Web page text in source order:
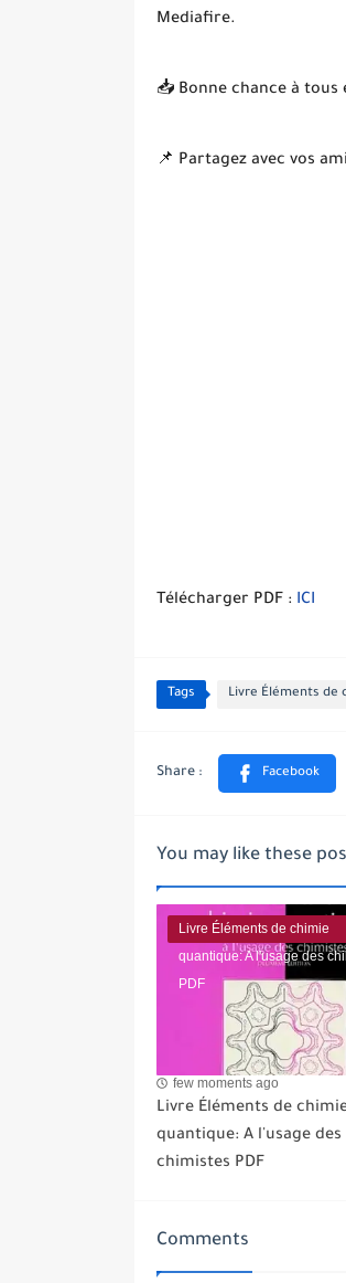
Mediafire.
📥 Bonne chance à
📌 Partagez avec vos
Télécharger PDF : ICI
Tags Livre Éléments de
You may like these
Livre Éléments de chimie
quantique: A l'usage des
PDF
few moments ago
Livre Éléments de
quantique: A l'usage des
chimistes PDF
Comments